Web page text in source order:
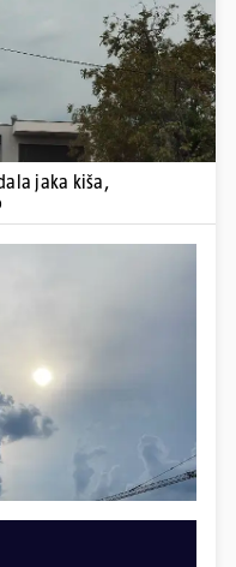
jaka kiša,